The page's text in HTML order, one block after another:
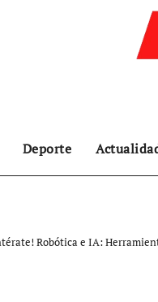
Deporte
Robótica e IA: